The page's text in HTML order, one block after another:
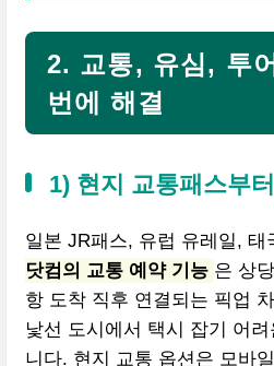
2. 교통, 유심, 투
번에 해결
1) 현지 교통패스부
일본 JR패스, 유럽 유레일, 태
닷컴의 교통 예약 기능 은 상
항 도착 직후 연결되는 픽업
낯선 도시에서 택시 잡기 어
니다. 현지 교통 옵션은 모바